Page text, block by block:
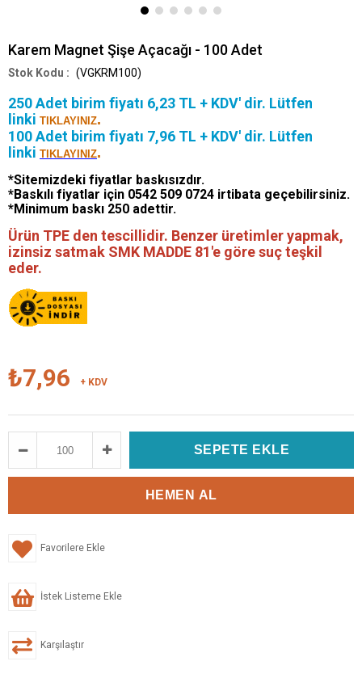
Karem Magnet Şişe Açacağı - 100 Adet
(VGKRM100)
250 Adet birim fiyatı 6,23 TL + KDV' dir. Lütfen
linki TIKLAYINIZ.
100 Adet birim fiyatı 7,96 TL + KDV' dir. Lütfen
linki TIKLAYINIZ.
*Sitemizdeki fiyatlar baskısızdır.
*Baskılı fiyatlar için 0542 509 0724 irtibata geçebilirsiniz.
*Minimum baskı 250 adettir.
Ürün TPE den tescillidir. Benzer üretimler yapmak,
izinsiz satmak SMK MADDE 81'e göre suç teşkil
eder.
₺7,96 + KDV
Favorilere Ekle
İstek Listeme Ekle
Karşılaştır